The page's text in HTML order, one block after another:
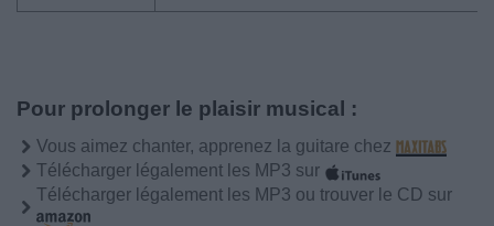
Pour prolonger le plaisir musical :
Vous aimez chanter, apprenez la guitare chez
Télécharger légalement les MP3 sur
Télécharger légalement les MP3 ou trouver le CD sur